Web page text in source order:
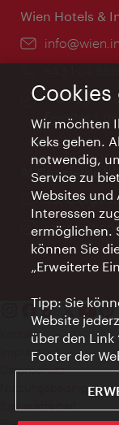
Wien Hotels &
Email:
Montag -
Feiertags
AI Concierge
Ort:
Kontakt
Impressum
Datenschutz
Cookies
Wir möchten
Keks gehen.
notwendig,
Service zu
Websites
Interessen
ermöglichen.
können Sie
„Erweiterte
Tipp: Sie
Website
über den Link
Footer der